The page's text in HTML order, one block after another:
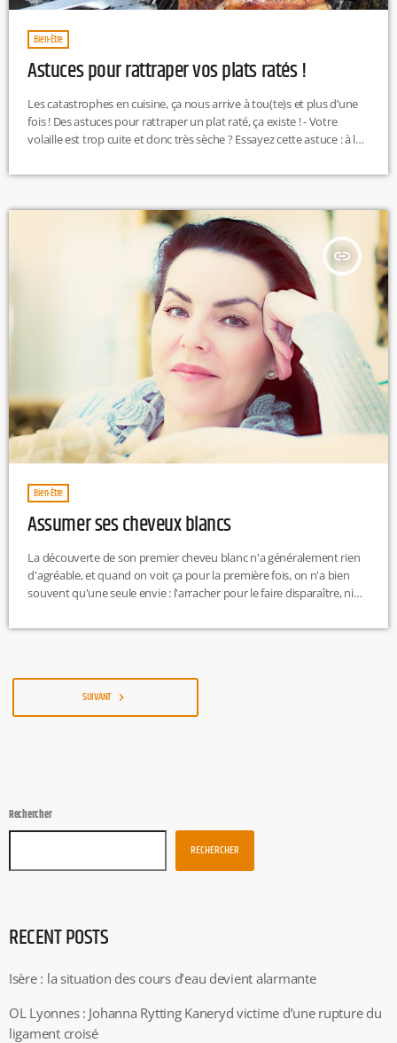
Bien-Être
Astuces pour rattraper vos plats ratés !
Les catastrophes en cuisine, ça nous arrive à tou(te)s et plus d’une
fois ! Des astuces pour rattraper un plat raté, ça existe ! - Votre
volaille est trop cuite et donc très sèche ? Essayez cette astuce : à la
enroulez-le dans du film alimentaire et laissez-le reposer 10
insert_link
Bien-Être
Assumer ses cheveux blancs
La découverte de son premier cheveu blanc n'a généralement rien
d'agréable, et quand on voit ça pour la première fois, on n'a bien
souvent qu'une seule envie : l'arracher pour le faire disparaître, ni
arrachant son premier cheveu blanc qu'on va l'arrêter. Arracher un
SUIVANT navigate_next
Rechercher
RECHERCHER
RECENT POSTS
Isère : la situation des cours d’eau devient alarmante
OL Lyonnes : Johanna Rytting Kaneryd victime d’une rupture du
ligament croisé